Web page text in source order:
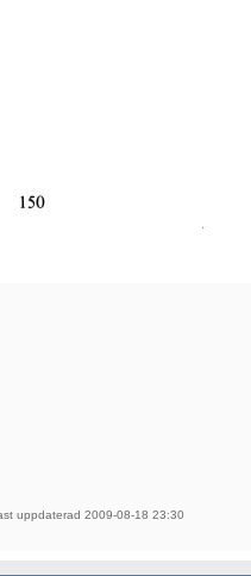
uppdaterad 2009-08-18 23:30